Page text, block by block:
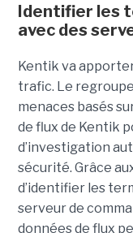
Identifier les
avec des
Kentik va
trafic. Le
menaces basés
de flux de Kentik
d’investigation
sécurité. Grâce
d’identifier les
serveur de
données de flux